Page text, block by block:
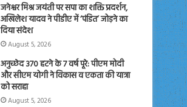
जनेश्वर मिश्र जयंती पर सपा का शक्ति प्रदर्शन,
अखिलेश यादव ने पीडीए में ‘पंडित’ जोड़ने का
दिया संदेश
August 5, 2026
अनुच्छेद 370 हटने के 7 वर्ष पूरे: पीएम मोदी
और सीएम योगी ने विकास व एकता की यात्रा
को सराहा
August 5, 2026